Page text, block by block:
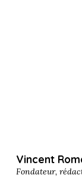
Vincent
Fondateur,